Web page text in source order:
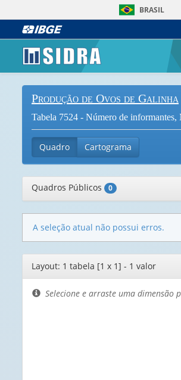
BRASIL
Produção de Ovos de Galinha
Tabela 7524 - Número de informantes,
Quadro Cartograma
Quadros Públicos 0
A seleção atual não possui erros.
Editor
de
layout
Layout: 1 tabela [1 x 1] - 1 valor
Selecione e arraste uma dimensão